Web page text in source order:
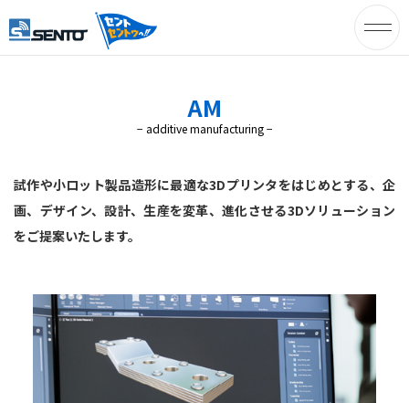
ィスの快適
空間づくり
を提供する
ームページ
です。 –
AM
− additive manufacturing −
試作や小ロット製品造形に最適な3Dプリンタをはじめとする、 企
画、デザイン、設計、生産を変革、進化させる3Dソリューション
をご提案いたします。